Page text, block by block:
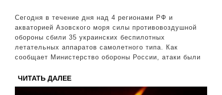
Сегодня в течение дня над 4 регионами РФ и
акваторией Азовского моря силы противовоздушной
обороны сбили 35 украинских беспилотных
летательных аппаратов самолетного типа. Как
сообщает Министерство обороны России, атаки были
ЧИТАТЬ ДАЛЕЕЧИТАТЬ
ДАЛЕЕ